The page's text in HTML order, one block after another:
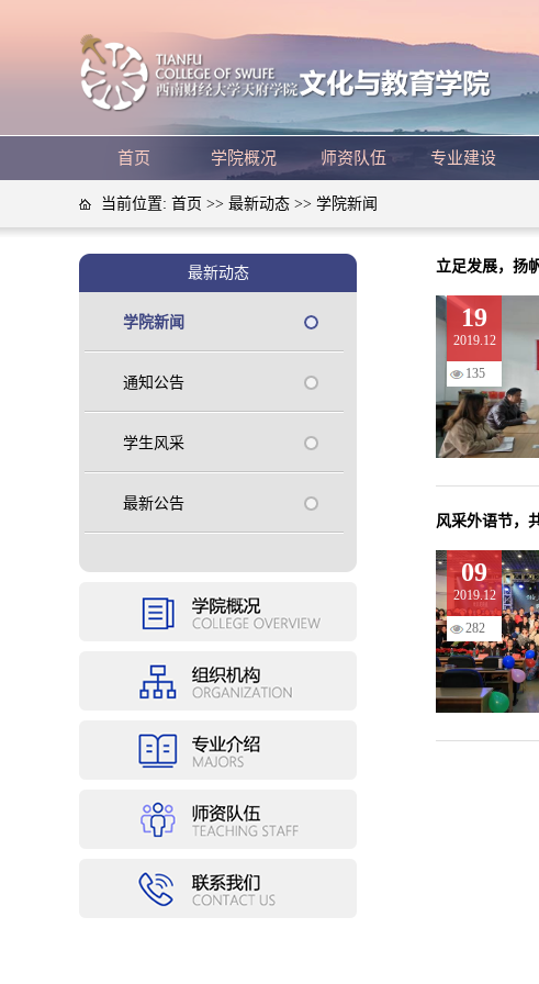
首页 学院概况 师资队伍 专业建设
当前位置: 首页 >> 最新动态 >> 学院新闻
最新动态
学院新闻
通知公告
学生风采
最新公告
立足发展，扬
19
2019.12
135
风采外语节，
09
2019.12
282